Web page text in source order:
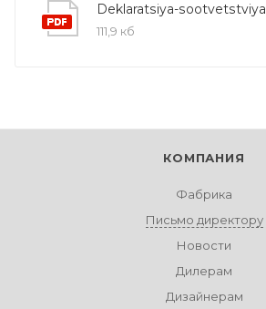
Deklaratsiya-sootvetstviya
111,9 кб
КОМПАНИЯ
Фабрика
Письмо директору
Новости
Дилерам
Дизайнерам